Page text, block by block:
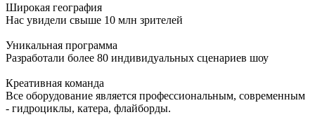
Широкая география
Нас увидели свыше 10 млн зрителей
Уникальная программа
Разработали более 80 индивидуальных сценариев шоу
Креативная команда
Все оборудование является профессиональным, современным
- гидроциклы, катера, флайборды.